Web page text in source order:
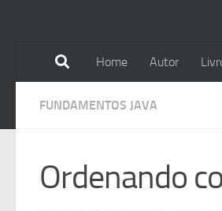
Home Autor
FUNDAMENTOS JAVA
Ordenando